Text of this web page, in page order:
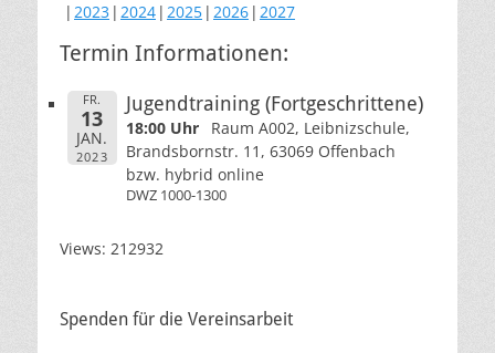
2023 2024 2025 2026 2027
Termin Informationen:
FR.
13
JAN.
2023
Jugendtraining (Fortgeschrittene)
18:00 Uhr
Raum A002, Leibnizschule,
Brandsbornstr. 11, 63069 Offenbach
bzw. hybrid online
DWZ 1000-1300
Views: 212932
Spenden für die Vereinsarbeit